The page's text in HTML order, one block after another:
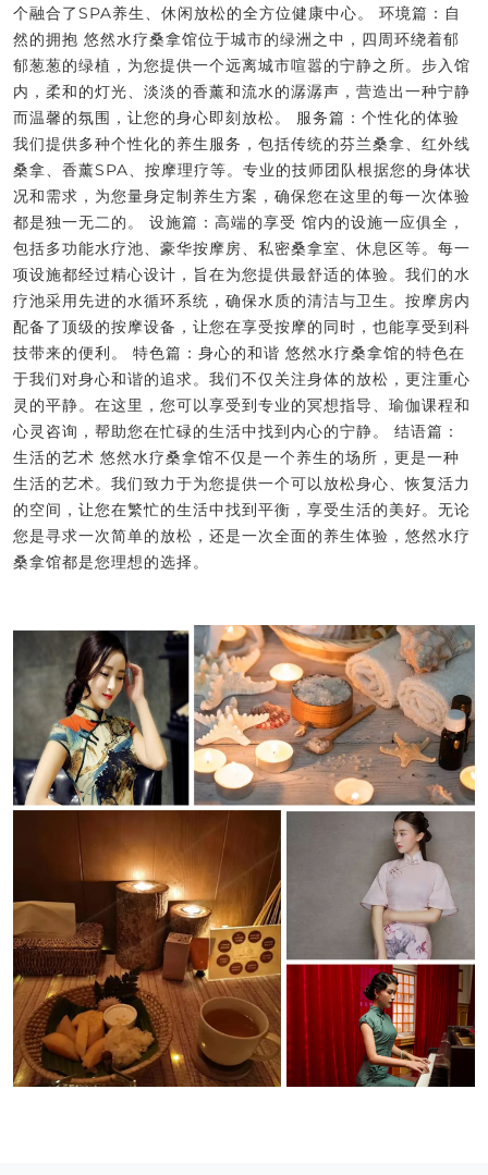
个融合了SPA养生、休闲放松的全方位健康中心。 环境篇：自
然的拥抱 悠然水疗桑拿馆位于城市的绿洲之中，四周环绕着郁
郁葱葱的绿植，为您提供一个远离城市喧嚣的宁静之所。步入馆
内，柔和的灯光、淡淡的香薰和流水的潺潺声，营造出一种宁静
而温馨的氛围，让您的身心即刻放松。 服务篇：个性化的体验
我们提供多种个性化的养生服务，包括传统的芬兰桑拿、红外线
桑拿、香薰SPA、按摩理疗等。专业的技师团队根据您的身体状
况和需求，为您量身定制养生方案，确保您在这里的每一次体验
都是独一无二的。 设施篇：高端的享受 馆内的设施一应俱全，
包括多功能水疗池、豪华按摩房、私密桑拿室、休息区等。每一
项设施都经过精心设计，旨在为您提供最舒适的体验。我们的水
疗池采用先进的水循环系统，确保水质的清洁与卫生。按摩房内
配备了顶级的按摩设备，让您在享受按摩的同时，也能享受到科
技带来的便利。 特色篇：身心的和谐 悠然水疗桑拿馆的特色在
于我们对身心和谐的追求。我们不仅关注身体的放松，更注重心
灵的平静。在这里，您可以享受到专业的冥想指导、瑜伽课程和
心灵咨询，帮助您在忙碌的生活中找到内心的宁静。 结语篇：
生活的艺术 悠然水疗桑拿馆不仅是一个养生的场所，更是一种
生活的艺术。我们致力于为您提供一个可以放松身心、恢复活力
的空间，让您在繁忙的生活中找到平衡，享受生活的美好。无论
您是寻求一次简单的放松，还是一次全面的养生体验，悠然水疗
桑拿馆都是您理想的选择。